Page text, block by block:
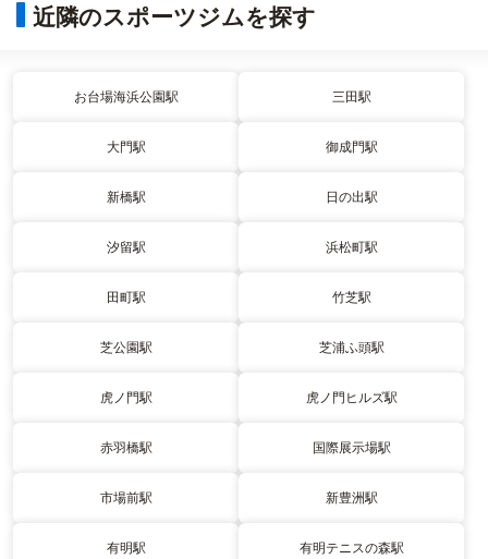
近隣のスポーツジムを探す
お台場海浜公園駅 三田駅
大門駅 御成門駅
新橋駅 日の出駅
汐留駅 浜松町駅
田町駅 竹芝駅
芝公園駅 芝浦ふ頭駅
虎ノ門駅 虎ノ門ヒルズ駅
赤羽橋駅 国際展示場駅
市場前駅 新豊洲駅
有明駅 有明テニスの森駅